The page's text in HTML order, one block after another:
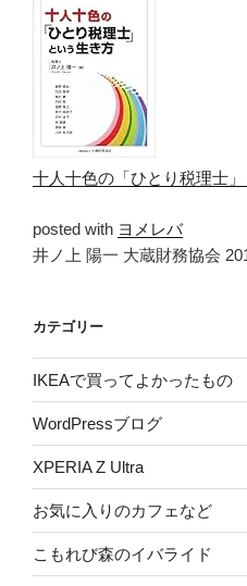
十人十色の「ひとり税理士
posted with ヨメレバ
井ノ上 陽一 大蔵財務協会
カテゴリー
IKEAで買ってよかったもの
WordPressブログ
XPERIA Z Ultra
お気に入りのカフェなど
こもれび森のイバライド